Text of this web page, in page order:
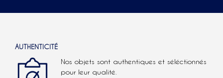
AUTHENTICITÉ
Nos objets sont authentiques et séléctionnés
pour leur qualité.